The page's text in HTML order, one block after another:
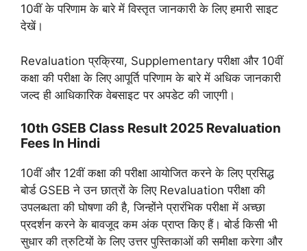
10वीं के परिणाम के बारे में विस्तृत जानकारी के लिए हमारी साइट
देखें।
Revaluation प्रक्रिया, Supplementary परीक्षा और 10वीं
कक्षा की परीक्षा के लिए आपूर्ति परिणाम के बारे में अधिक जानकारी
जल्द ही आधिकारिक वेबसाइट पर अपडेट की जाएगी।
10th GSEB Class Result 2025 Revaluation
Fees In Hindi
10वीं और 12वीं कक्षा की परीक्षा आयोजित करने के लिए प्रसिद्ध
बोर्ड GSEB ने उन छात्रों के लिए Revaluation परीक्षा की
उपलब्धता की घोषणा की है, जिन्होंने प्रारंभिक परीक्षा में अच्छा
प्रदर्शन करने के बावजूद कम अंक प्राप्त किए हैं। बोर्ड किसी भी
सुधार की त्रुटियों के लिए उत्तर पुस्तिकाओं की समीक्षा करेगा और